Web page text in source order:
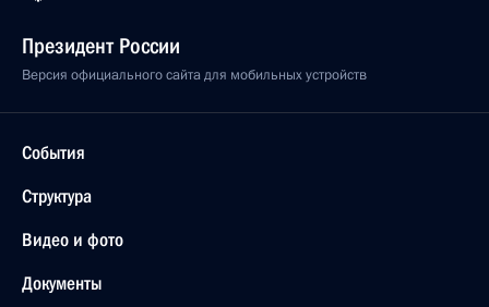
Президент России
Версия официального сайта для мобильных устройств
События
Структура
Видео и фото
Документы